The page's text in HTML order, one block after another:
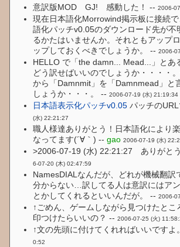
意訳版MOD GJ! 感動した！ --2006-
現在日本語化Morrowind掲示板に接続
語化パッチv0.05のダウンロード先が不
るかたはいませんか。それともアップ
ップしておくべきでしょうか。 --2006-
HELLO で「the damn... Mead...」とあ
どう訳せばいいのでしょうか・・・・
から「Damnmit」を「Damnmead」と
しょうか・・・。 --2006-07-19 (水) 21:19:34
日本語表示化パッチv0.05 パッチの
(水) 22:21:27
職人様達ありがとう！日本語化により
なってます(´∀｀) --gao 2006-07-19 (水)
>2006-07-19 (水) 22:21:27 ありがと
6-07-20 (木) 02:47:59
NamesDIALなんだが、どれが機械翻訳
分からない…訳してる人は意訳にはア
とかしてくれるといいんだが。 --2006-
↑ごめん、ゲームしながら見つけたとこ
印つけたらいいの？ --2006-07-25 (火)
↑文の先頭に付けてくれればいいです
0:52